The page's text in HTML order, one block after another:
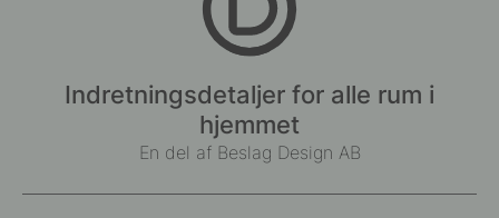
Indretningsdetaljer for alle rum i
hjemmet
En del af Beslag Design AB